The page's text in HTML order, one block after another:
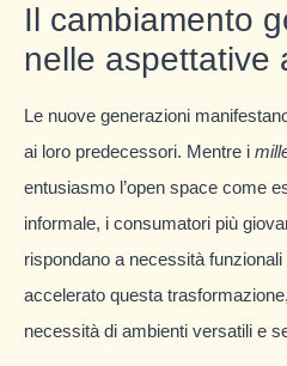
Il cambiamento
nelle aspettative
Le nuove generazioni
ai loro predecessori. Mentre i
entusiasmo l’open space come
informale, i consumatori più
rispondano a necessità
accelerato questa
necessità di ambienti versatili e